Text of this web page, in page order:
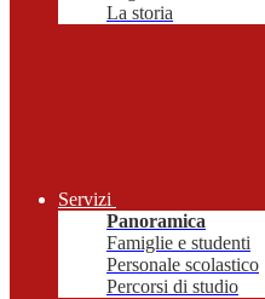
La storia
Servizi
Panoramica
Famiglie e studenti
Personale scolastico
Percorsi di studio